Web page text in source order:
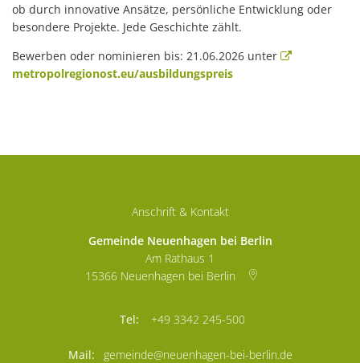
ob durch innovative Ansätze, persönliche Entwicklung oder
besondere Projekte. Jede Geschichte zählt.
Bewerben oder nominieren bis: 21.06.2026 unter
metropolregionost.eu/ausbildungspreis
Anschrift & Kontakt
Gemeinde Neuenhagen bei Berlin
Am Rathaus 1
15366 Neuenhagen bei Berlin
+49 3342 245-500
gemeinde@neuenhagen-bei-berlin.de